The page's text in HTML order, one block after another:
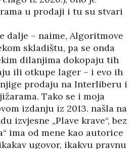
u prodaji i tu su stvari
dalje – naime, Algoritmove
skladištu, pa se onda
dilanjima dokopaju tih
ili otkupe lager – i evo ih
prodaju na Interliberu i
Tako se i moja
izdanju iz 2013. našla na
izvjesne „Plave krave“, bez
ima od mene kao autorice
ugovor, ikakvu pravnu